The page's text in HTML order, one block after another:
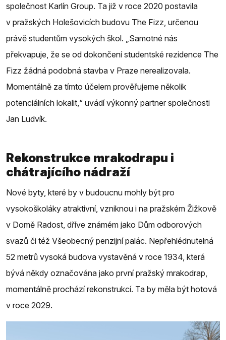
společnost Karlín Group. Ta již v roce 2020 postavila
v pražských Holešovicích budovu The Fizz, určenou
právě studentům vysokých škol. „Samotné nás
překvapuje, že se od dokončení studentské rezidence The
Fizz žádná podobná stavba v Praze nerealizovala.
Momentálně za tímto účelem prověřujeme několik
potenciálních lokalit,“ uvádí výkonný partner společnosti
Jan Ludvík.
Rekonstrukce mrakodrapu i
chátrajícího nádraží
Nové byty, které by v budoucnu mohly být pro
vysokoškoláky atraktivní, vzniknou i na pražském Žižkově
v Domě Radost, dříve známém jako Dům odborových
svazů či též Všeobecný penzijní palác. Nepřehlédnutelná
52 metrů vysoká budova vystavěná v roce 1934, která
bývá někdy označována jako první pražský mrakodrap,
momentálně prochází rekonstrukcí. Ta by měla být hotová
v roce 2029.